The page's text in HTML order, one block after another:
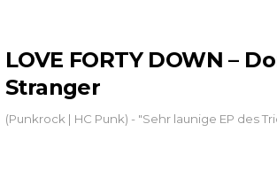
LOVE FORTY DOWN –
Stranger
(Punkrock | HC Punk) - "Sehr launige EP des